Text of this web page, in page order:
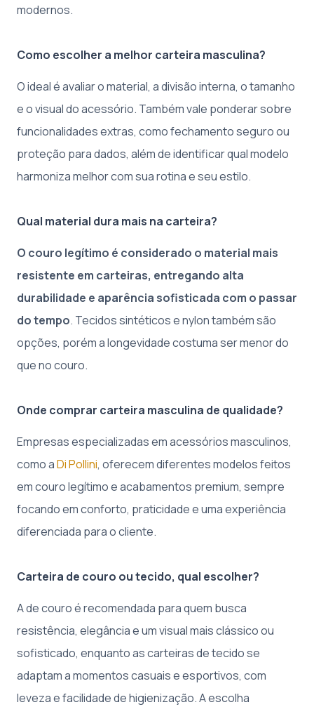
modernos.
Como escolher a melhor carteira masculina?
O ideal é avaliar o material, a divisão interna, o tamanho
e o visual do acessório. Também vale ponderar sobre
funcionalidades extras, como fechamento seguro ou
proteção para dados, além de identificar qual modelo
harmoniza melhor com sua rotina e seu estilo.
Qual material dura mais na carteira?
O couro legítimo é considerado o material mais
resistente em carteiras, entregando alta
durabilidade e aparência sofisticada com o passar
do tempo. Tecidos sintéticos e nylon também são
opções, porém a longevidade costuma ser menor do
que no couro.
Onde comprar carteira masculina de qualidade?
Empresas especializadas em acessórios masculinos,
como aDi Pollini, oferecem diferentes modelos feitos
em couro legítimo e acabamentos premium, sempre
focando em conforto, praticidade e uma experiência
diferenciada para o cliente.
Carteira de couro ou tecido, qual escolher?
A de couro é recomendada para quem busca
resistência, elegância e um visual mais clássico ou
sofisticado, enquanto as carteiras de tecido se
adaptam a momentos casuais e esportivos, com
leveza e facilidade de higienização. A escolha